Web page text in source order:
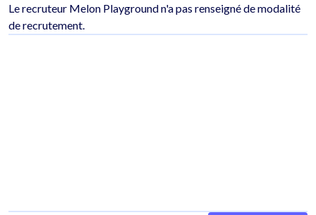
Le recruteur Melon Playground n'a pas renseigné de modalité